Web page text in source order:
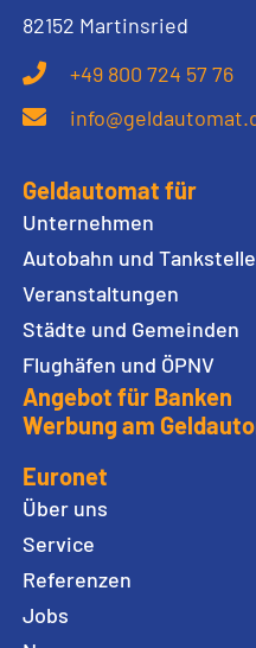
Fraunhoferstr. 10
82152 Martinsried
+49 800 724 57 76
Geldautomat für
Unternehmen
Autobahn und Tankstellen
Veranstaltungen
Städte und Gemeinden
Flughäfen und ÖPNV
Angebot für Banken
Euronet
Über uns
Service
Referenzen